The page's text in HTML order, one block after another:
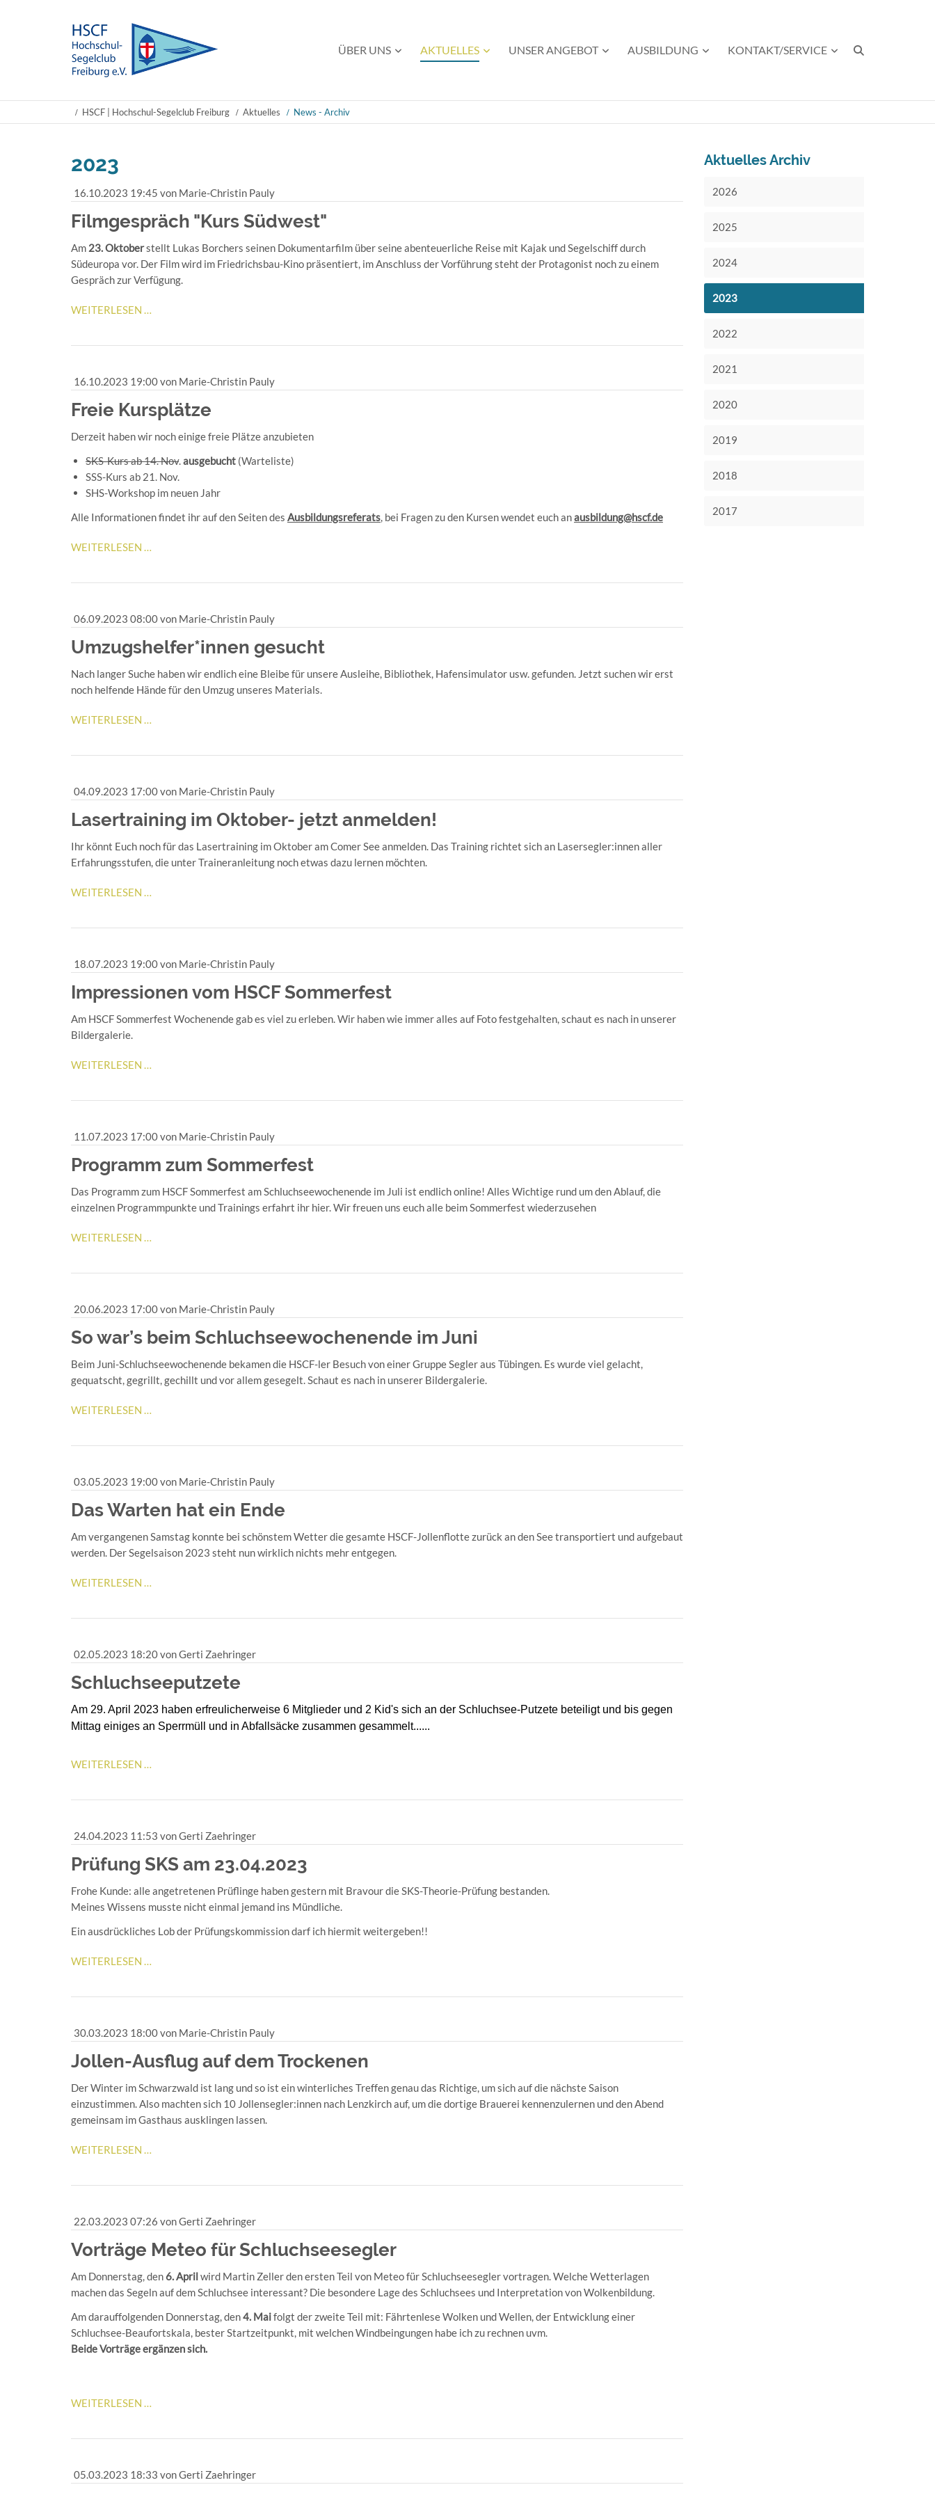
Navigation
ÜBER UNS AKTUELLES UNSER ANGEBOT AUSBILDUNG KONTAKT/SERVICE
HSCF | Hochschul-Segelclub Freiburg Aktuelles News - Archiv
2023
16.10.2023 19:45 von Marie-Christin Pauly
Filmgespräch "Kurs Südwest"
Am 23. Oktoberstellt Lukas Borchers seinen Dokumentarfilm über seine abenteuerliche Reise mit Kajak und Segelschiff durch
Südeuropa vor. Der Film wird im Friedrichsbau-Kino präsentiert, im Anschluss der Vorführung steht der Protagonist noch zu einem
Gespräch zur Verfügung.
WEITERLESEN …
16.10.2023 19:00von Marie-Christin Pauly
Freie Kursplätze
Derzeit haben wir noch einige freie Plätze anzubieten
SKS-Kurs ab 14. Nov.ausgebucht (Warteliste)
SSS-Kurs ab 21. Nov.
SHS-Workshop im neuen Jahr
Alle Informationen findet ihr auf den Seiten des Ausbildungsreferats, bei Fragen zu den Kursen wendet euch anausbildung@hscf.de
WEITERLESEN …
06.09.2023 08:00von Marie-Christin Pauly
Umzugshelfer*innen gesucht
Nach langer Suche haben wir endlich eine Bleibe für unsere Ausleihe, Bibliothek, Hafensimulator usw. gefunden. Jetzt suchen wir erst
noch helfende Hände für den Umzug unseres Materials.
WEITERLESEN …
04.09.2023 17:00von Marie-Christin Pauly
Lasertraining im Oktober- jetzt anmelden!
Ihr könnt Euch noch für das Lasertraining im Oktober am Comer See anmelden. Das Training richtet sich an Lasersegler:innen aller
Erfahrungsstufen, die unter Traineranleitung noch etwas dazu lernen möchten.
WEITERLESEN …
18.07.2023 19:00von Marie-Christin Pauly
Impressionen vom HSCF Sommerfest
Am HSCF Sommerfest Wochenende gab es viel zu erleben. Wir haben wie immer alles auf Foto festgehalten, schaut es nach in unserer
Bildergalerie.
WEITERLESEN …
11.07.2023 17:00von Marie-Christin Pauly
Programm zum Sommerfest
Das Programm zum HSCF Sommerfest am Schluchseewochenende im Juli ist endlich online! Alles Wichtige rund um den Ablauf, die
einzelnen Programmpunkte und Trainings erfahrt ihr hier. Wir freuen uns euch alle beim Sommerfest wiederzusehen
WEITERLESEN …
20.06.2023 17:00von Marie-Christin Pauly
So war’s beim Schluchseewochenende im Juni
Beim Juni-Schluchseewochenende bekamen die HSCF-ler Besuch von einer Gruppe Segler aus Tübingen. Es wurde viel gelacht,
gequatscht, gegrillt, gechillt und vor allem gesegelt. Schaut es nach in unserer Bildergalerie.
WEITERLESEN …
JUNI
03.05.2023 19:00von Marie-Christin Pauly
Das Warten hat ein Ende
Am vergangenen Samstag konnte bei schönstem Wetter die gesamte HSCF-Jollenflotte zurück an den See transportiert und aufgebaut
werden. Der Segelsaison 2023 steht nun wirklich nichts mehr entgegen.
WEITERLESEN …
02.05.2023 18:20von Gerti Zaehringer
Schluchseeputzete
Am 29. April 2023 haben erfreulicherweise 6 Mitglieder und 2 Kid's sich an der Schluchsee-Putzete beteiligt und bis gegen
Mittag einiges an Sperrmüll und in Abfallsäcke zusammen gesammelt......
WEITERLESEN …
24.04.2023 11:53 von Gerti Zaehringer
Prüfung SKS am 23.04.2023
Frohe Kunde: alle angetretenen Prüflinge haben gestern mit Bravour die SKS-Theorie-Prüfung bestanden.
Meines Wissens musste nicht einmal jemand ins Mündliche.
Ein ausdrückliches Lob der Prüfungskommission darf ich hiermit weitergeben!!
WEITERLESEN …
30.03.2023 18:00von Marie-Christin Pauly
Jollen-Ausflug auf dem Trockenen
Der Winter im Schwarzwald ist lang und so ist ein winterliches Treffen genau das Richtige, um sich auf die nächste Saison
einzustimmen. Also machten sich 10 Jollensegler:innen nach Lenzkirch auf, um die dortige Brauerei kennenzulernen und den Abend
gemeinsam im Gasthaus ausklingen lassen.
WEITERLESEN …
22.03.2023 07:26 von Gerti Zaehringer
Vorträge Meteo für Schluchseesegler
Am Donnerstag, den6. Aprilwird Martin Zeller den ersten Teil von Meteo für Schluchseesegler vortragen. Welche Wetterlagen
machen das Segeln auf dem Schluchsee interessant? Die besondere Lage des Schluchsees und Interpretation von Wolkenbildung.
Am darauffolgenden Donnerstag, den4. Maifolgt der zweite Teil mit: Fährtenlese Wolken und Wellen, der Entwicklung einer
Schluchsee-Beaufortskala, bester Startzeitpunkt, mit welchen Windbeingungen habe ich zu rechnen uvm.
Beide Vorträge ergänzen sich.
WEITERLESEN …
05.03.2023 18:33 von Gerti Zaehringer
Aktuelles Archiv
2026
2025
2024
2023
2022
2021
2020
2019
2018
2017